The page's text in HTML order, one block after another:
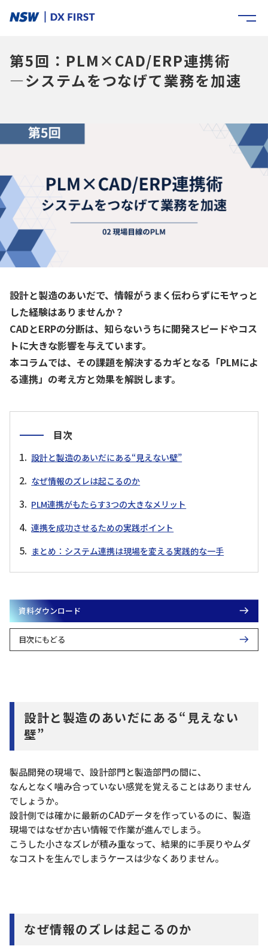
第5回：PLM×CAD/ERP連携術
―システムをつなげて業務を加速
設計と製造のあいだで、情報がうまく伝わらずにモヤっと
した経験はありませんか？
CADとERPの分断は、知らないうちに開発スピードやコス
トに大きな影響を与えています。
本コラムでは、その課題を解決するカギとなる「PLMによ
る連携」の考え方と効果を解説します。
目次
設計と製造のあいだにある“見えない壁”
なぜ情報のズレは起こるのか
PLM連携がもたらす3つの大きなメリット
連携を成功させるための実践ポイント
まとめ：システム連携は現場を変える実践的な一手
資料ダウンロード
目次にもどる
設計と製造のあいだにある“見えない
壁”
製品開発の現場で、設計部門と製造部門の間に、
なんとなく噛み合っていない感覚を覚えることはありません
でしょうか。
設計側では確かに最新のCADデータを作っているのに、製造
現場ではなぜか古い情報で作業が進んでしまう。
こうした小さなズレが積み重なって、結果的に手戻りやムダ
なコストを生んでしまうケースは少なくありません。
なぜ情報のズレは起こるのか